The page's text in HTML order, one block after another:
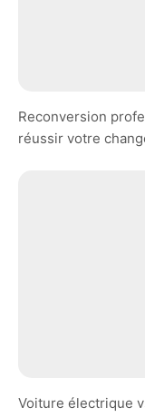
Reconversion
réussir votre
Voiture électrique